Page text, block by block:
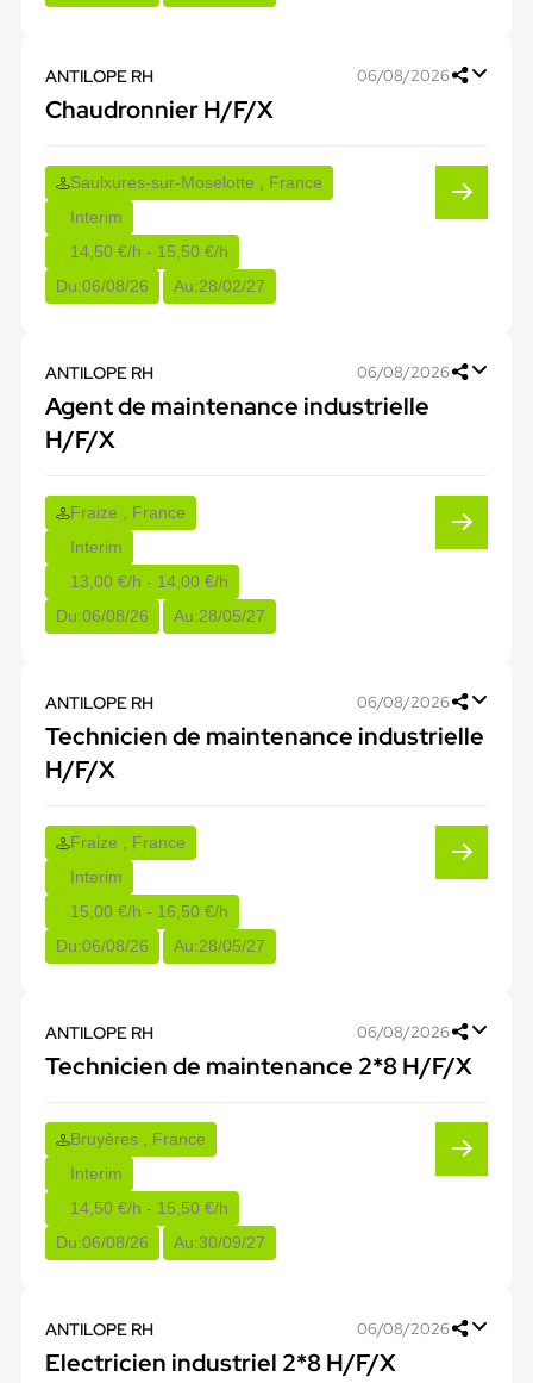
ANTILOPE RH 06/08/2026
Chaudronnier H/F/X
Saulxures-sur-Moselotte , France
Interim
14,50 €/h - 15,50 €/h
Du:06/08/26 Au:28/02/27
ANTILOPE RH 06/08/2026
Agent de maintenance industrielle
H/F/X
Fraize , France
Interim
13,00 €/h - 14,00 €/h
Du:06/08/26 Au:28/05/27
ANTILOPE RH 06/08/2026
Technicien de maintenance industrielle
H/F/X
Fraize , France
Interim
15,00 €/h - 16,50 €/h
Du:06/08/26 Au:28/05/27
ANTILOPE RH 06/08/2026
Technicien de maintenance 2*8 H/F/X
Bruyères , France
Interim
14,50 €/h - 15,50 €/h
Du:06/08/26 Au:30/09/27
ANTILOPE RH 06/08/2026
Electricien industriel 2*8 H/F/X